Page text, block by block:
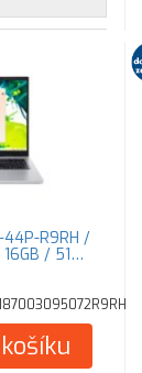
44P-R9RH /
/ 51…